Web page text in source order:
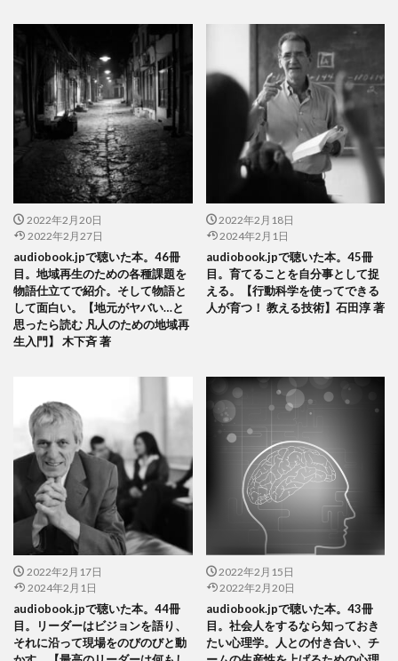
2022年2月20日
2022年2月27日
audiobook.jpで聴いた本。46冊
目。地域再生のための各種課題を
物語仕立てで紹介。そして物語と
して面白い。【地元がヤバい…と
思ったら読む 凡人のための地域再
生入門】 木下斉 著
2022年2月18日
2024年2月1日
audiobook.jpで聴いた本。45冊
目。育てることを自分事として捉
える。【行動科学を使ってできる
人が育つ！ 教える技術】石田淳 著
2022年2月17日
2024年2月1日
audiobook.jpで聴いた本。44冊
目。リーダーはビジョンを語り、
それに沿って現場をのびのびと動
2022年2月15日
2022年2月20日
audiobook.jpで聴いた本。43冊
目。社会人をするなら知っておき
たい心理学。人との付き合い、チ